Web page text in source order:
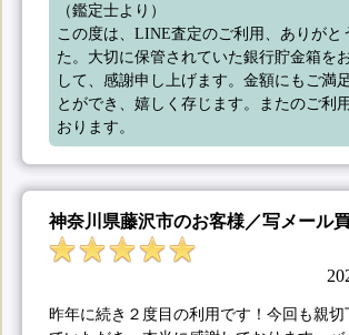
（鑑定士より）
この度は、LINE査定のご利用、ありがと
た。大切に保管されていた銀行貯金箱を
して、感謝申し上げます。金額にもご満
とができ、嬉しく存じます。またのご利
おります。
神奈川県藤沢市のお客様／写メール
昨年に続き２度目の利用です！今回も親切